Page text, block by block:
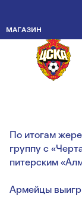
МАГАЗИН
КУБКЕ
По итогам
группу с
питерским
Армейцы